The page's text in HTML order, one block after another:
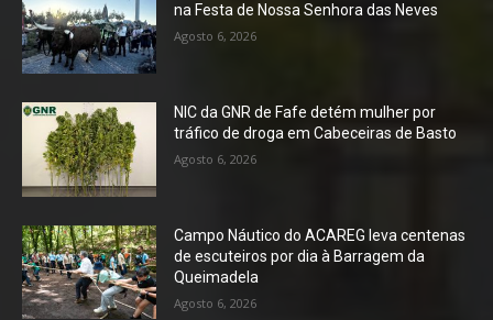
na Festa de Nossa Senhora das Neves
Agosto 6, 2026
NIC da GNR de Fafe detém mulher por
tráfico de droga em Cabeceiras de Basto
Agosto 6, 2026
Campo Náutico do ACAREG leva centenas
de escuteiros por dia à Barragem da
Queimadela
Agosto 6, 2026